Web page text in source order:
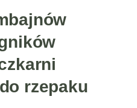
rzepaku